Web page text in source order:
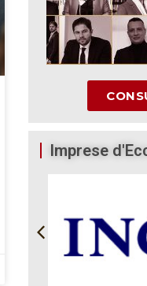
Imprese